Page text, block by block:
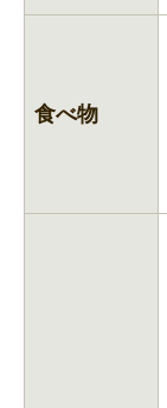
食べ物